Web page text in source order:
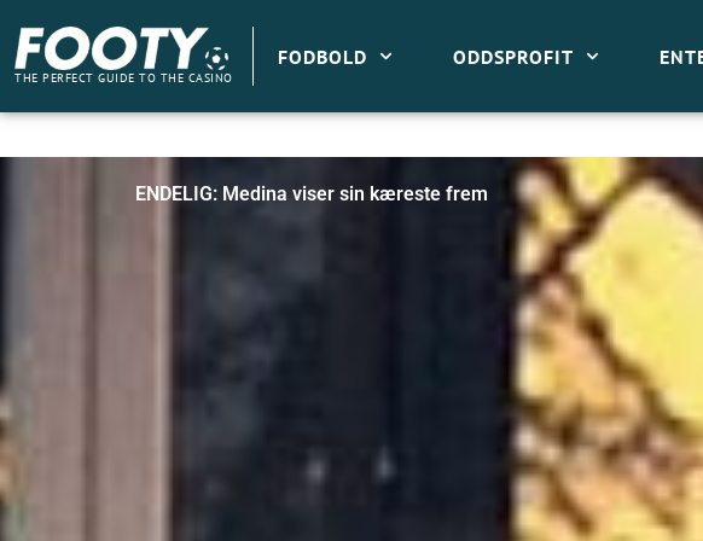
indholdet
THE PERFECT GUIDE TO THE CASINO
FODBOLD ODDSPROFIT
ENDELIG: Medina viser sin kæreste frem